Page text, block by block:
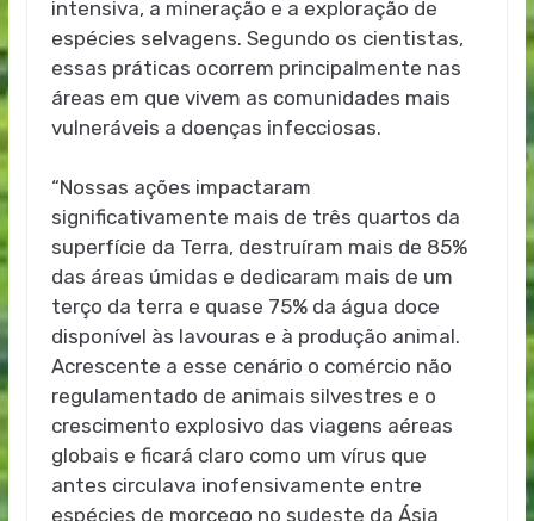
intensiva, a mineração e a exploração de
espécies selvagens. Segundo os cientistas,
essas práticas ocorrem principalmente nas
áreas em que vivem as comunidades mais
vulneráveis a doenças infecciosas.
“Nossas ações impactaram
significativamente mais de três quartos da
superfície da Terra, destruíram mais de 85%
das áreas úmidas e dedicaram mais de um
terço da terra e quase 75% da água doce
disponível às lavouras e à produção animal.
Acrescente a esse cenário o comércio não
regulamentado de animais silvestres e o
crescimento explosivo das viagens aéreas
globais e ficará claro como um vírus que
antes circulava inofensivamente entre
espécies de morcego no sudeste da Ásia